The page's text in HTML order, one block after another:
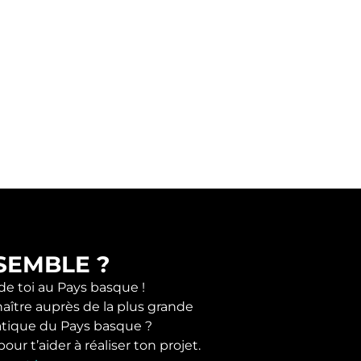
?
toi au Pays basque !
auprès de la plus grande
du Pays basque ?
t’aider à réaliser ton projet.